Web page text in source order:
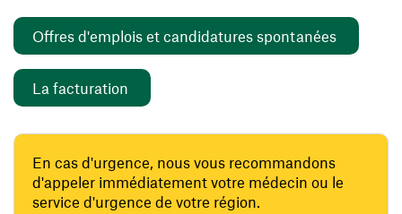
Offres d'emplois et candidatures spontanées
La facturation
En cas d'urgence, nous vous recommandons
d'appeler immédiatement votre médecin ou le
service d'urgence de votre région.